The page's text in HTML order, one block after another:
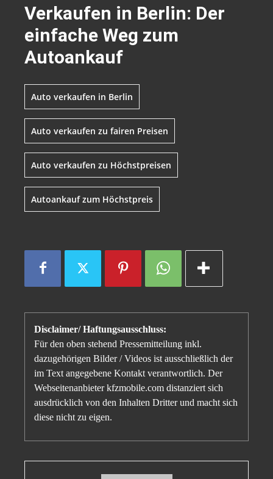
Verkaufen in Berlin: Der
einfache Weg zum
Autoankauf
Auto verkaufen in Berlin
Auto verkaufen zu fairen Preisen
Auto verkaufen zu Höchstpreisen
Autoankauf zum Höchstpreis
Disclaimer/ Haftungsausschluss:
Für den oben stehend Pressemitteilung inkl.
dazugehörigen Bilder / Videos ist ausschließlich der
im Text angegebene Kontakt verantwortlich. Der
Webseitenanbieter kfzmobile.com distanziert sich
ausdrücklich von den Inhalten Dritter und macht sich
diese nicht zu eigen.